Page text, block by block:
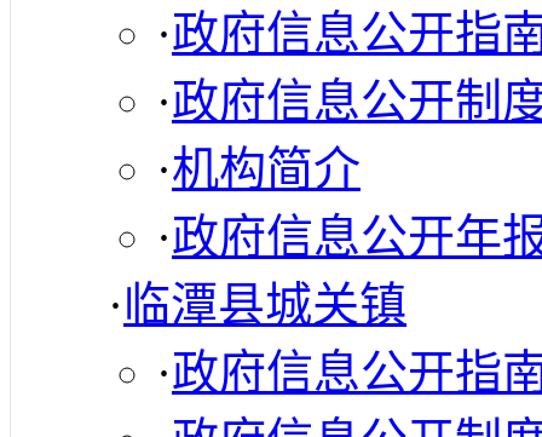
·政府信息公开指
·政府信息公开制
·机构简介
·政府信息公开年
·临潭县城关镇
·政府信息公开指